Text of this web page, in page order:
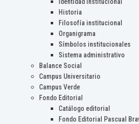
Identidad institucional
Historia
Filosofía institucional
Organigrama
Símbolos institucionales
Sistema administrativo
Balance Social
Campus Universitario
Campus Verde
Fondo Editorial
Catálogo editorial
Fondo Editorial Pascual